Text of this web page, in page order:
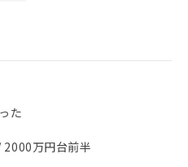
た
万円台前半